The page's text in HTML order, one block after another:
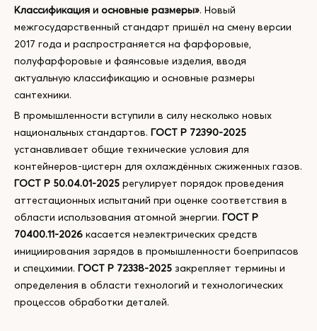
Классификация и основные размеры». Новый
межгосударственный стандарт пришёл на смену версии
2017 года и распространяется на фарфоровые,
полуфарфоровые и фаянсовые изделия, вводя
актуальную классификацию и основные размеры
сантехники.
В промышленности вступили в силу несколько новых
национальных стандартов. ГОСТ Р 72390-2025
устанавливает общие технические условия для
контейнеров-цистерн для охлаждённых сжиженных газов.
ГОСТ Р 50.04.01-2025 регулирует порядок проведения
аттестационных испытаний при оценке соответствия в
области использования атомной энергии. ГОСТ Р
70400.11-2026 касается неэлектрических средств
инициирования зарядов в промышленности боеприпасов
и спецхимии. ГОСТ Р 72338-2025 закрепляет термины и
определения в области технологий и технологических
процессов обработки деталей.